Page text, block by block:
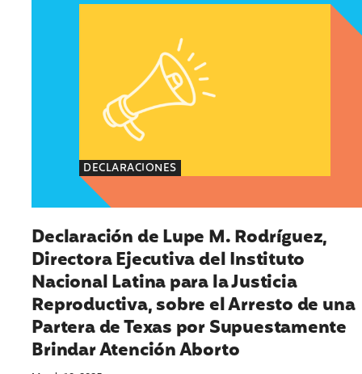
DECLARACIONES
Declaración de Lupe M. Rodríguez,
Directora Ejecutiva del Instituto
Nacional Latina para la Justicia
Reproductiva, sobre el Arresto de una
Partera de Texas por Supuestamente
Brindar Atención Aborto